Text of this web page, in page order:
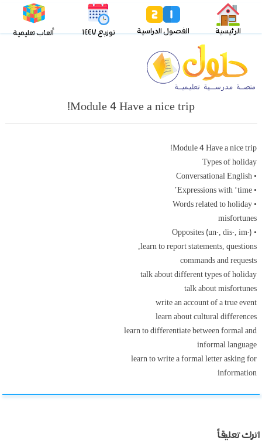
الرئيسية الفصول الدراسية توزيع ١٤٤٧ ألعاب تعليمية
Module 4 Have a nice trip!
Module 4 Have a nice trip!
Types of holiday
• Conversational English
• Expressions with ‘time’
• Words related to holiday
misfortunes
• Opposites (un-, dis-, im-)
learn to report statements, questions,
commands and requests
talk about different types of holiday
talk about misfortunes
write an account of a true event
learn about cultural differences
learn to differentiate between formal and
informal language
learn to write a formal letter asking for
information
اترك تعليقاً